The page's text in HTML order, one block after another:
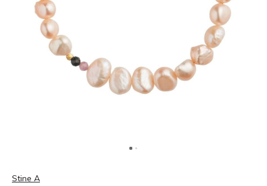
Stine A